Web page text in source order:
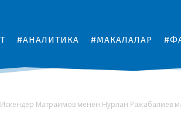
#АНАЛИТИКА #МАКАЛАЛАР
Искендер Матраимов менен Нурлан Ражабалиев